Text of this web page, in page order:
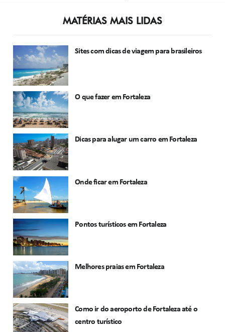
MATÉRIAS MAIS LIDAS
Sites com dicas de viagem para brasileiros
O que fazer em Fortaleza
Dicas para alugar um carro em Fortaleza
Onde ficar em Fortaleza
Pontos turísticos em Fortaleza
Melhores praias em Fortaleza
Como ir do aeroporto de Fortaleza até o
centro turístico